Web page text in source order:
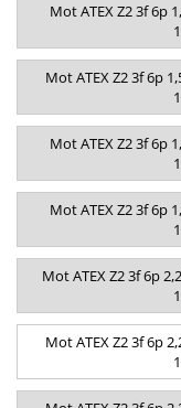
Mot ATEX Z2 3f 6p
Mot ATEX Z2 3f 6p
Mot ATEX Z2 3f 6p
Mot ATEX Z2 3f 6p
Mot ATEX Z2 3f 6p
Mot ATEX Z2 3f 6p